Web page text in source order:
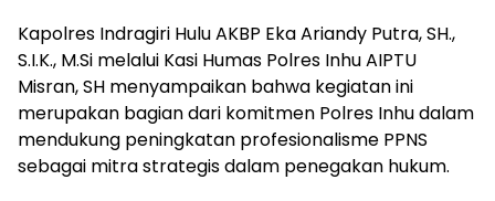
Kapolres Indragiri Hulu AKBP Eka Ariandy Putra, SH.,
S.I.K., M.Si melalui Kasi Humas Polres Inhu AIPTU
Misran, SH menyampaikan bahwa kegiatan ini
merupakan bagian dari komitmen Polres Inhu dalam
mendukung peningkatan profesionalisme PPNS
sebagai mitra strategis dalam penegakan hukum.